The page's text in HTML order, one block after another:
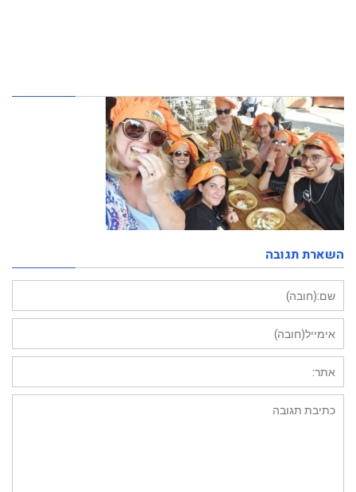
השארת תגובה